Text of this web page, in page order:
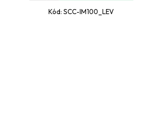
Kód:SCC-IM100_LEV